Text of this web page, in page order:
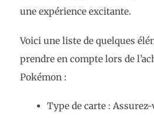
une expérience excitante.
Voici une liste de quelques
prendre en compte lors de
Pokémon :
Type de carte :